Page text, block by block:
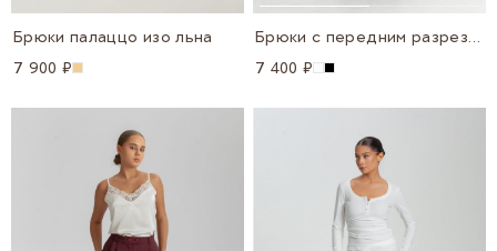
Брюки палаццо изо льна
7 900 ₽
Брюки с передним разрезом
7 400 ₽